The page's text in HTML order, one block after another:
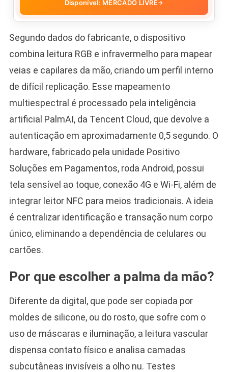
Disponível: MERCADO LIVRE→
Segundo dados do fabricante, o dispositivo
combina leitura RGB e infravermelho para mapear
veias e capilares da mão, criando um perfil interno
de difícil replicação. Esse mapeamento
multiespectral é processado pela inteligência
artificial PalmAI, da Tencent Cloud, que devolve a
autenticação em aproximadamente 0,5 segundo. O
hardware, fabricado pela unidade Positivo
Soluções em Pagamentos, roda Android, possui
tela sensível ao toque, conexão 4G e Wi-Fi, além de
integrar leitor NFC para meios tradicionais. A ideia
é centralizar identificação e transação num corpo
único, eliminando a dependência de celulares ou
cartões.
Por que escolher a palma da mão?
Diferente da digital, que pode ser copiada por
moldes de silicone, ou do rosto, que sofre com o
uso de máscaras e iluminação, a leitura vascular
dispensa contato físico e analisa camadas
subcutâneas invisíveis a olho nu. Testes